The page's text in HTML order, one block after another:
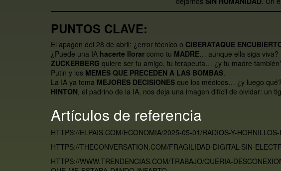
PUNTOS CLAVE:
El apagón del 28 de abril: ¿error técnico o CIBERATAQUE
¿Puede una IA hacerte llorar como tu MADRE… aunque ella siga viva?
ZUCKERBERG quiere ser tu amigo, tu terapeuta… ¿y tu madre
Putin y los MEMES QUE PRECEDEN A LAS BOMBAS.
La IA ya toma MEJORES DECISIONES que los médicos… ¿y luego qué?
HINTON, el padrino de la IA, nos deja una imagen difícil de olvidar: un
Artículos de referencia
HTTPS://ELPAIS.COM/ECONOMIA/2025-05-01/RADIOS-Y-
HTTPS://THECONVERSATION.COM/FRAGILIDAD-DIGITAL-SIN-
HTTPS://WWW.TRENDENCIAS.COM/TRABAJO/QUERIA-